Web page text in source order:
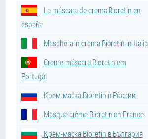
La máscara de crema Bioretin en
españa
Maschera in crema Bioretin in Italia
Creme-máscara Bioretin em
Portugal
Крем-маска Bioretin в России
Masque crème Bioretin en France
Крем-маска Bioretin в България